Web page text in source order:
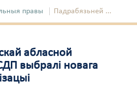
правы Падрабязьней ...
абласной
выбралі новага